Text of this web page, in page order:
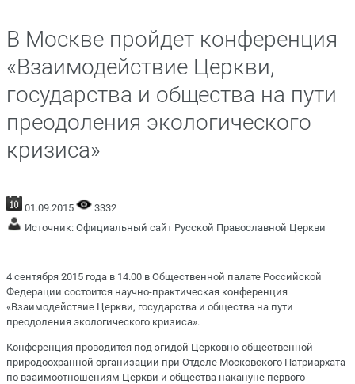
В Москве пройдет конференция
«Взаимодействие Церкви,
государства и общества на пути
преодоления экологического
кризиса»
01.09.2015
3332
Источник: Официальный сайт Русской Православной Церкви
4 сентября 2015 года в 14.00 в Общественной палате Российской
Федерации состоится научно-практическая конференция
«Взаимодействие Церкви, государства и общества на пути
преодоления экологического кризиса».
Конференция проводится под эгидой Церковно-общественной
природоохранной организации при Отделе Московского Патриархата
по взаимоотношениям Церкви и общества накануне первого